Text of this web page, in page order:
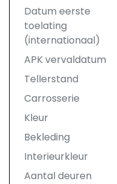
Datum eerste
toelating
(internationaal)
APK vervaldatum
Tellerstand
Carrosserie
Kleur
Bekleding
Interieurkleur
Aantal deuren